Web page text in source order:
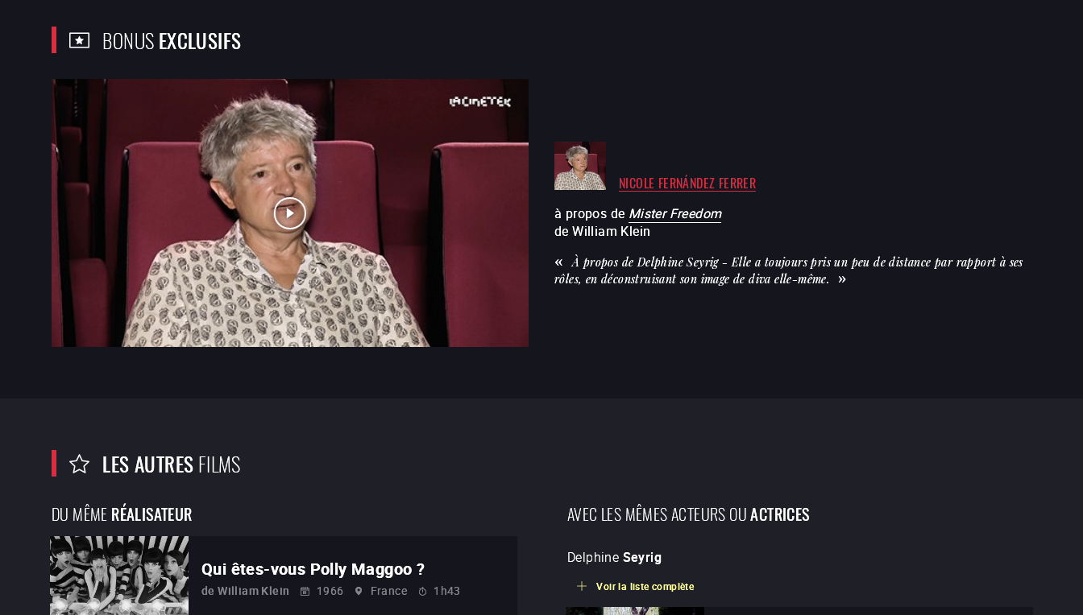
BONUSEXCLUSIFS
NICOLE FERNÁNDEZ FERRER
à propos de Mister Freedom
de William Klein
À propos de Delphine Seyrig - Elle a toujours pris un peu de distance par rapport à ses
rôles, en déconstruisant son image de diva elle-même.
LES AUTRESFILMS
DU MÊMERÉALISATEUR
Qui êtes-vous Polly Maggoo ?
de William Klein 1966 France 1h43
AVEC LES MÊMES ACTEURS OUACTRICES
Delphine Seyrig
Voir la liste complète